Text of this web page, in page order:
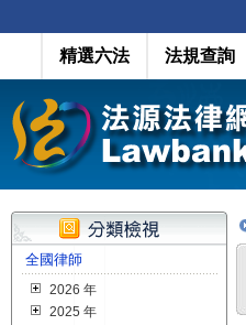
精選六法 法規查詢
全國律師
2026 年
2025 年